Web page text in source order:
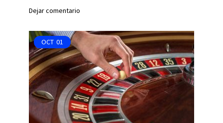
Dejar comentario
OCT 01